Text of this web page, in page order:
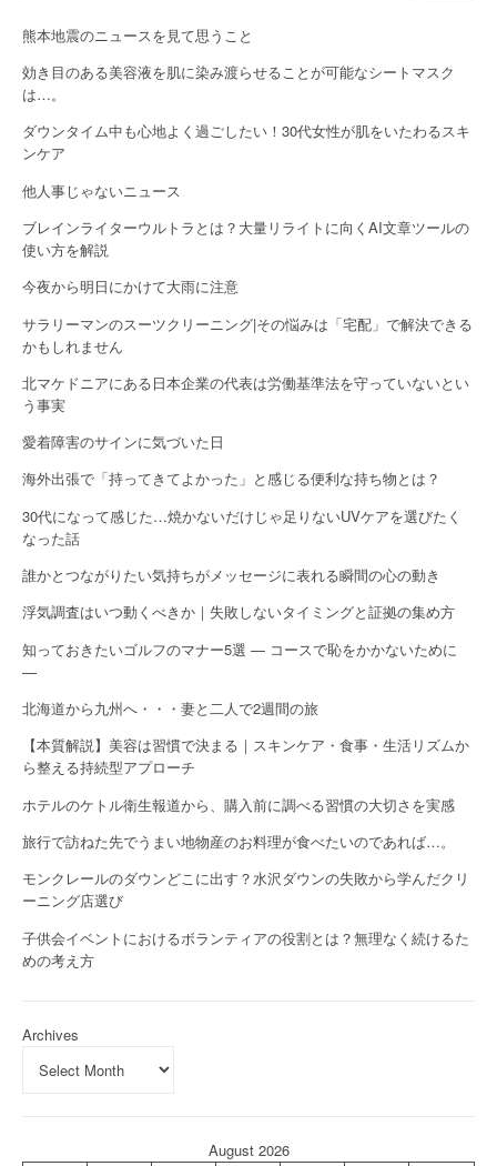
i
g
a
t
i
o
n
熊本地震のニュースを見て思うこと
効き目のある美容液を肌に染み渡らせることが可能なシートマスク
は…。
ダウンタイム中も心地よく過ごしたい！30代女性が肌をいたわるスキ
ンケア
他人事じゃないニュース
ブレインライターウルトラとは？大量リライトに向くAI文章ツールの
使い方を解説
今夜から明日にかけて大雨に注意
サラリーマンのスーツクリーニング|その悩みは「宅配」で解決できる
かもしれません
北マケドニアにある日本企業の代表は労働基準法を守っていないとい
う事実
愛着障害のサインに気づいた日
海外出張で「持ってきてよかった」と感じる便利な持ち物とは？
30代になって感じた…焼かないだけじゃ足りないUVケアを選びたく
なった話
誰かとつながりたい気持ちがメッセージに表れる瞬間の心の動き
浮気調査はいつ動くべきか｜失敗しないタイミングと証拠の集め方
知っておきたいゴルフのマナー5選 — コースで恥をかかないために
—
北海道から九州へ・・・妻と二人で2週間の旅
【本質解説】美容は習慣で決まる｜スキンケア・食事・生活リズムか
ら整える持続型アプローチ
ホテルのケトル衛生報道から、購入前に調べる習慣の大切さを実感
旅行で訪ねた先でうまい地物産のお料理が食べたいのであれば…。
モンクレールのダウンどこに出す？水沢ダウンの失敗から学んだクリ
ーニング店選び
子供会イベントにおけるボランティアの役割とは？無理なく続けるた
めの考え方
Archives
August 2026